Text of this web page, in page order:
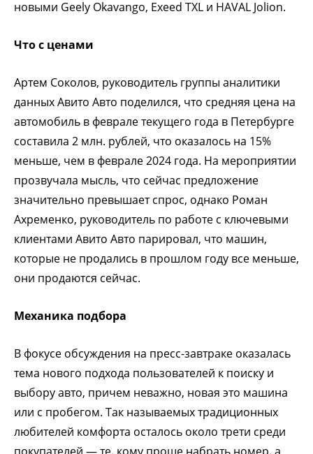
новыми Geely Okavango, Exeed TXL и HAVAL Jolion.
Что с ценами
Артем Соколов, руководитель группы аналитики
данных Авито Авто поделился, что средняя цена на
автомобиль в феврале текущего года в Петербурге
составила 2 млн. рублей, что оказалось на 15%
меньше, чем в феврале 2024 года. На мероприятии
прозвучала мысль, что сейчас предложение
значительно превышает спрос, однако Роман
Ахременко, руководитель по работе с ключевыми
клиентами Авито Авто парировал, что машин,
которые не продались в прошлом году все меньше,
они продаются сейчас.
Механика подбора
В фокусе обсуждения на пресс-завтраке оказалась
тема нового подхода пользователей к поиску и
выбору авто, причем неважно, новая это машина
или с пробегом. Так называемых традиционных
любителей комфорта осталось около трети среди
покупателей — те, кому проще набрать номер, а